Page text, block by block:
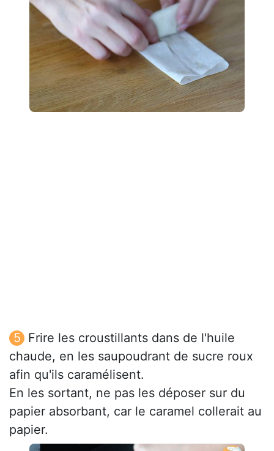
Frire les croustillants dans de l'huile
chaude, en les saupoudrant de sucre roux
afin qu'ils caramélisent.
En les sortant, ne pas les déposer sur du
papier absorbant, car le caramel collerait au
papier.